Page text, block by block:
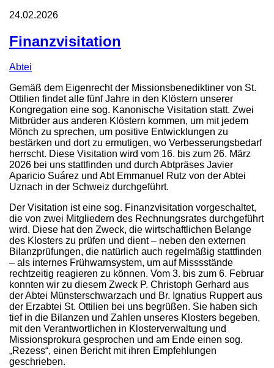
24.02.2026
Finanzvisitation
Abtei
Gemäß dem Eigenrecht der Missionsbenediktiner von St.
Ottilien findet alle fünf Jahre in den Klöstern unserer
Kongregation eine sog. Kanonische Visitation statt. Zwei
Mitbrüder aus anderen Klöstern kommen, um mit jedem
Mönch zu sprechen, um positive Entwicklungen zu
bestärken und dort zu ermutigen, wo Verbesserungsbedarf
herrscht. Diese Visitation wird vom 16. bis zum 26. März
2026 bei uns stattfinden und durch Abtpräses Javier
Aparicio Suárez und Abt Emmanuel Rutz von der Abtei
Uznach in der Schweiz durchgeführt.
Der Visitation ist eine sog. Finanzvisitation vorgeschaltet,
die von zwei Mitgliedern des Rechnungsrates durchgeführt
wird. Diese hat den Zweck, die wirtschaftlichen Belange
des Klosters zu prüfen und dient – neben den externen
Bilanzprüfungen, die natürlich auch regelmäßig stattfinden
– als internes Frühwarnsystem, um auf Misssstände
rechtzeitig reagieren zu können. Vom 3. bis zum 6. Februar
konnten wir zu diesem Zweck P. Christoph Gerhard aus
der Abtei Münsterschwarzach und Br. Ignatius Ruppert aus
der Erzabtei St. Ottilien bei uns begrüßen. Sie haben sich
tief in die Bilanzen und Zahlen unseres Klosters begeben,
mit den Verantwortlichen in Klosterverwaltung und
Missionsprokura gesprochen und am Ende einen sog.
„Rezess“, einen Bericht mit ihren Empfehlungen
geschrieben.